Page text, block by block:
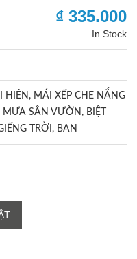
₫ 335.000
In Stock
HIÊN, MÁI XẾP CHE NẮNG
SÂN VƯỜN, BIỆT
TRỜI, BAN